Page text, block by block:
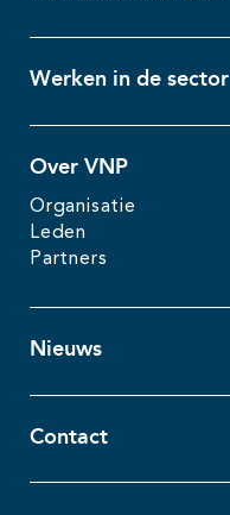
Werken in de sector
Over VNP
Organisatie
Leden
Partners
Nieuws
Contact